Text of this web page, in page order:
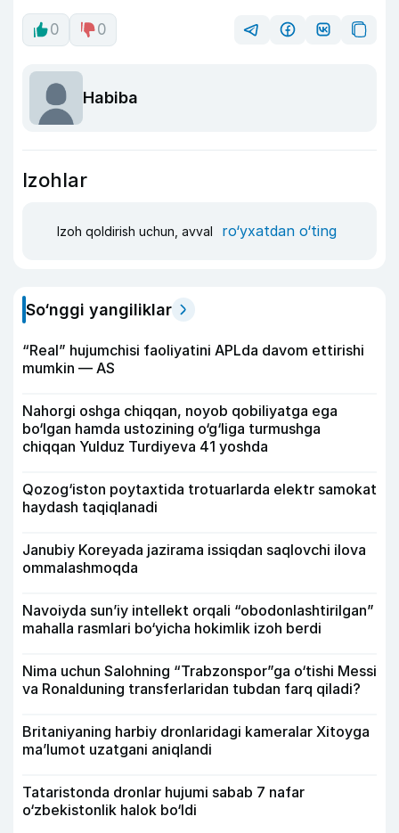
0 0
Habiba
Izohlar
Izoh qoldirish uchun, avval ro‘yxatdan o‘ting
So‘nggi yangiliklar
“Real” hujumchisi faoliyatini APLda davom ettirishi
mumkin — AS
Nahorgi oshga chiqqan, noyob qobiliyatga ega
bo‘lgan hamda ustozining o‘g‘liga turmushga
chiqqan Yulduz Turdiyeva 41 yoshda
Qozog‘iston poytaxtida trotuarlarda elektr samokat
haydash taqiqlanadi
Janubiy Koreyada jazirama issiqdan saqlovchi ilova
ommalashmoqda
Navoiyda sun’iy intellekt orqali “obodonlashtirilgan”
mahalla rasmlari bo‘yicha hokimlik izoh berdi
Nima uchun Salohning “Trabzonspor”ga o‘tishi Messi
va Ronalduning transferlaridan tubdan farq qiladi?
Britaniyaning harbiy dronlaridagi kameralar Xitoyga
ma’lumot uzatgani aniqlandi
Tataristonda dronlar hujumi sabab 7 nafar
o‘zbekistonlik halok bo‘ldi